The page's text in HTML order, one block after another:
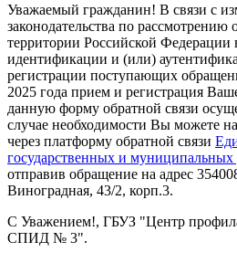
Уважаемый гражданин! В связи с
законодательства по
территории Российской Федерации
идентификации и (или)
регистрации поступающих
2025 года прием и регистрация
данную форму обратной связи
случае необходимости Вы можете
через платформу обратной связи
государственных и муниципальных
отправив обращение на адрес
Виноградная, 43/2, корп.3.
С Уважением!, ГБУЗ "Центр
СПИД № 3".